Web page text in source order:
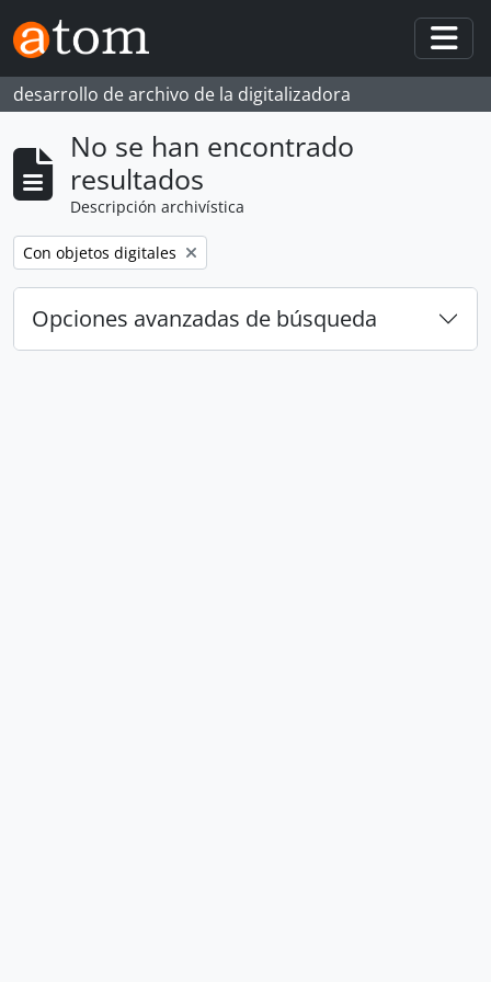
Skip to main content
desarrollo de archivo de la digitalizadora
No se han encontrado
resultados
Descripción archivística
Remove filter:
Con objetos digitales
Opciones avanzadas de búsqueda